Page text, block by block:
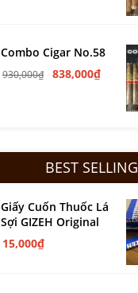
Combo Cigar No.58
930,000₫ 838,000₫
BEST SELLING
Giấy Cuốn Thuốc Lá
Sợi GIZEH Original
15,000₫